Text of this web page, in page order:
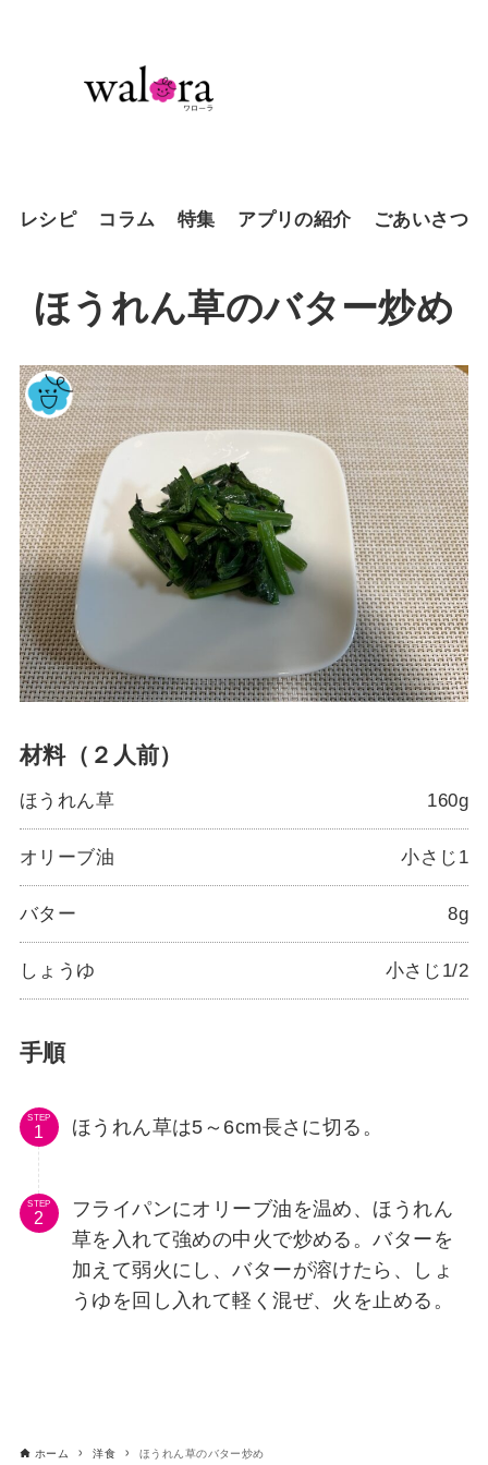
レシピ コラム 特集 アプリの紹介 ごあいさつ
ほうれん草のバター炒め
材料（２人前）
ほうれん草 160g
オリーブ油 小さじ1
バター 8g
しょうゆ 小さじ1/2
手順
STEP ほうれん草は5～6cm長さに切る。
STEP
フライパンにオリーブ油を温め、ほうれん
草を入れて強めの中火で炒める。バターを
加えて弱火にし、バターが溶けたら、しょ
うゆを回し入れて軽く混ぜ、火を止める。
ホーム 洋食 ほうれん草のバター炒め